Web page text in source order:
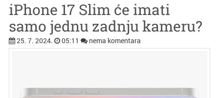
iPhone 17 Slim će imati
samo jednu zadnju kameru?
25. 7. 2024. 05:11 nema komentara